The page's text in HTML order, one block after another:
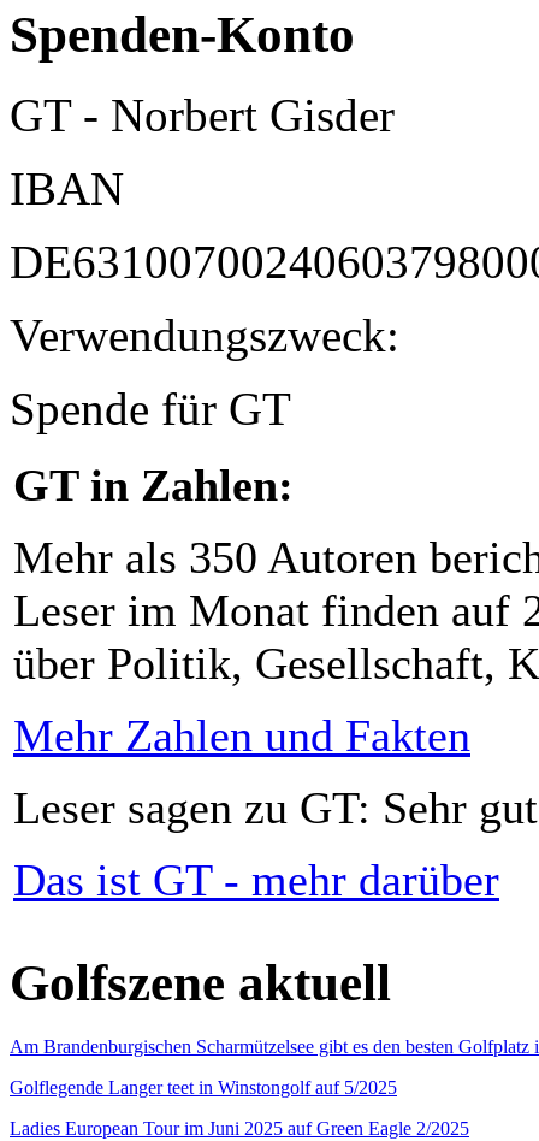
Spenden-Konto
GT - Norbert Gisder
IBAN
Verwendungszweck:
Spende für GT
GT in Zahlen:
Mehr als 350 Autoren
Leser im Monat finden auf
über Politik, Gesellschaft,
Mehr Zahlen und Fakten
Leser sagen zu GT: Sehr
Das ist GT - mehr darüber
Golfszene aktuell
Am Brandenburgischen Scharmützelsee gibt es den besten
Golflegende Langer teet in Winstongolf auf 5/2025
Ladies European Tour im Juni 2025 auf Green Eagle 2/2025